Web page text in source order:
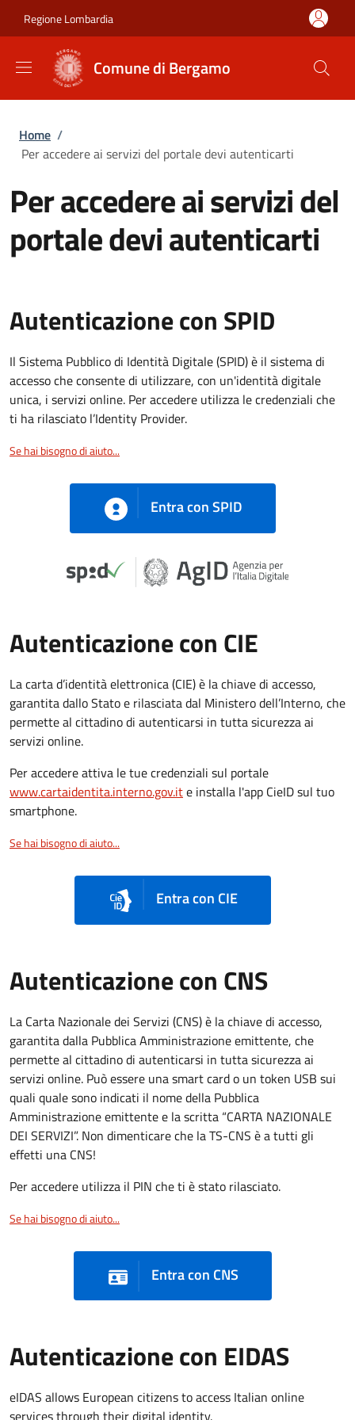
Regione Lombardia
Comune di Bergamo
Briciole di pane
Home /
Per accedere ai servizi del portale devi autenticarti
Per accedere ai servizi del
portale devi autenticarti
Autenticazione con SPID
Il Sistema Pubblico di Identità Digitale (SPID) è il sistema di
accesso che consente di utilizzare, con un'identità digitale
unica, i servizi online. Per accedere utilizza le credenziali che
ti ha rilasciato l’Identity Provider.
Se hai bisogno di aiuto...
Entra con SPID
Autenticazione con CIE
La carta d’identità elettronica (CIE) è la chiave di accesso,
garantita dallo Stato e rilasciata dal Ministero dell’Interno, che
permette al cittadino di autenticarsi in tutta sicurezza ai
servizi online.
Per accedere attiva le tue credenziali sul portale
www.cartaidentita.interno.gov.ite installa l'app CieID sul tuo
smartphone.
Se hai bisogno di aiuto...
Entra con CIE
Autenticazione con CNS
La Carta Nazionale dei Servizi (CNS) è la chiave di accesso,
garantita dalla Pubblica Amministrazione emittente, che
permette al cittadino di autenticarsi in tutta sicurezza ai
servizi online. Può essere una smart card o un token USB sui
quali quale sono indicati il nome della Pubblica
Amministrazione emittente e la scritta “CARTA NAZIONALE
DEI SERVIZI”. Non dimenticare che la TS-CNS è a tutti gli
effetti una CNS!
Per accedere utilizza il PIN che ti è stato rilasciato.
Se hai bisogno di aiuto...
Entra con CNS
Autenticazione con EIDAS
eIDAS allows European citizens to access Italian online
services through their digital identity.